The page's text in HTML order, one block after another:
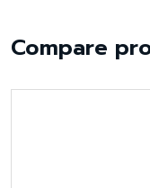
Compare